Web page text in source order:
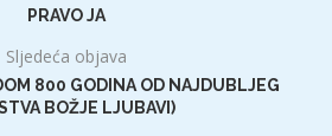
PRAVO JA
Sljedeća objava
800 GODINA OD NAJDUBLJEG
BOŽJE LJUBAVI)